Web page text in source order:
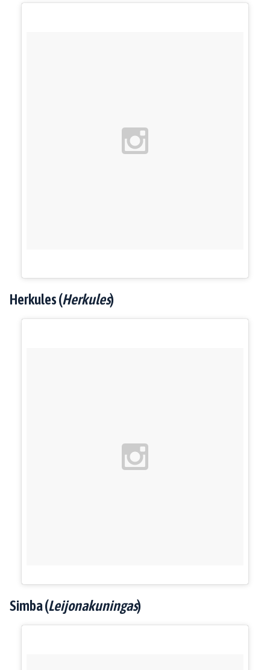
Herkules (Herkules)
Simba (Leijonakuningas)